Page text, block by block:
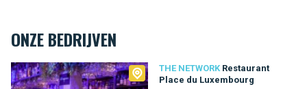
ONZE BEDRIJVEN
THE NETWORK Restaurant
Place du Luxembourg
The Network